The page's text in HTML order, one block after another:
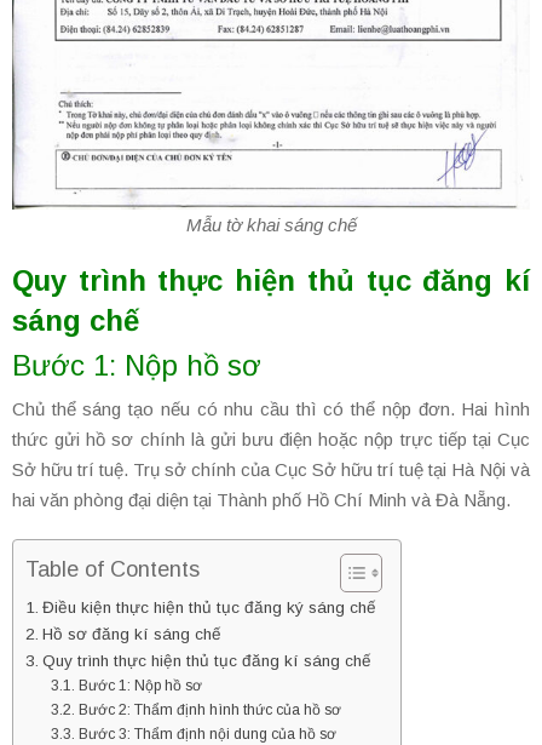
Mẫu tờ khai sáng chế
Quy trình thực hiện thủ tục đăng kí
sáng chế
Bước 1: Nộp hồ sơ
Chủ thể sáng tạo nếu có nhu cầu thì có thể nộp đơn. Hai hình
thức gửi hồ sơ chính là gửi bưu điện hoặc nộp trực tiếp tại Cục
Sở hữu trí tuệ. Trụ sở chính của Cục Sở hữu trí tuệ tại Hà Nội và
hai văn phòng đại diện tại Thành phố Hồ Chí Minh và Đà Nẵng.
Table of Contents
Điều kiện thực hiện thủ tục đăng ký sáng chế
Hồ sơ đăng kí sáng chế
Quy trình thực hiện thủ tục đăng kí sáng chế
Bước 1: Nộp hồ sơ
Bước 2: Thẩm định hình thức của hồ sơ
Bước 3: Thẩm định nội dung của hồ sơ